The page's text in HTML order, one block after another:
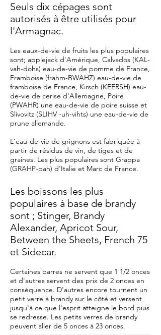
Seuls dix cépages sont
autorisés à être utilisés pour
l'Armagnac.
Les eaux-de-vie de fruits les plus populaires
sont; applejack d'Amérique, Calvados (KAL-
vah-dohs) eau-de-vie de pomme de France,
Framboise (frahm-BWAHZ) eau-de-vie de
framboise de France, Kirsch (KEERSH) eau-
de-vie de cerise d'Allemagne, Poire
(PWAHR) une eau-de-vie de poire suisse et
Slivovitz (SLIHV -uh-vihts) une eau-de-vie de
prune allemande.
L'eau-de-vie de grignons est fabriquée à
partir de résidus de vin, de tiges et de
graines. Les plus populaires sont Grappa
(GRAHP-pah) d'Italie et Marc de France.
Les boissons les plus
populaires à base de brandy
sont ; Stinger, Brandy
Alexander, Apricot Sour,
Between the Sheets, French 75
et Sidecar.
Certaines barres ne servent que 1 1/2 onces
et d'autres servent des prix de 2 onces en
conséquence. D'autres encore tournent un
petit verre à brandy sur le côté et versent
jusqu'à ce que l'esprit atteigne le bord puis
se redresse. Les petits verres de brandy
peuvent aller de 5 onces à 23 onces.